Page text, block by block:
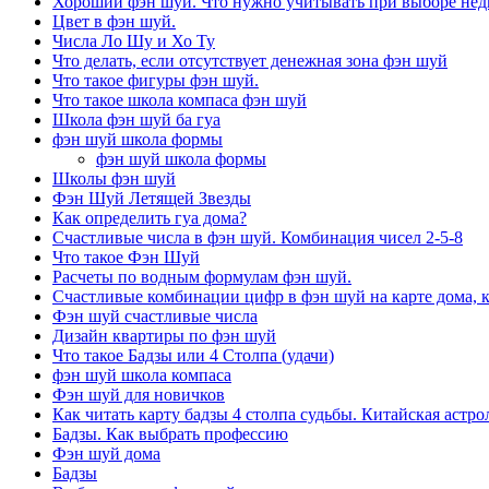
Цвет в фэн шуй.
Числа Ло Шу и Хо Ту
Что делать, если отсутствует денежная зона фэн шуй
Что такое фигуры фэн шуй.
Что такое школа компаса фэн шуй
Школа фэн шуй ба гуа
фэн шуй школа формы
фэн шуй школа формы
Школы фэн шуй
Фэн Шуй Летящей Звезды
Как определить гуа дома?
Счастливые числа в фэн шуй. Комбинация чисел 2-5-8
Что такое Фэн Шуй
Расчеты по водным формулам фэн шуй.
Счастливые комбинации цифр в фэн шуй на карте дома,
Фэн шуй счастливые числа
Дизайн квартиры по фэн шуй
Что такое Бадзы или 4 Столпа (удачи)
фэн шуй школа компаса
Фэн шуй для новичков
Как читать карту бадзы 4 столпа судьбы. Китайская
Бадзы. Как выбрать профессию
Фэн шуй дома
Бадзы